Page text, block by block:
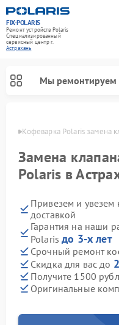
FIX-POLARIS
Ремонт устройств Polaris
Специализированный
cервисный центр г.
Астрахань
Мы ремонтируем
Кофеварка Polaris замена
Замена
Polaris в
Привезем и увезем
доставкой
Гарантия на наши
Polarisдо 3-х лет
Срочный ремонт
Скидка для вас до
Получите 1500
Оригинальные